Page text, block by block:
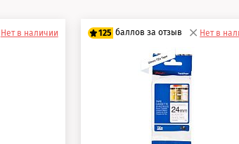
Нет в наличии 125 баллов за отзыв
100 баллов
Нет в